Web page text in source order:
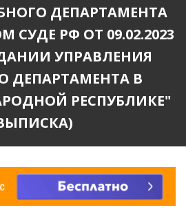
ДЕПАРТАМЕНТА
СУДЕ РФ ОТ 09.02.2023
УПРАВЛЕНИЯ
ДЕПАРТАМЕНТА В
РЕСПУБЛИКЕ"